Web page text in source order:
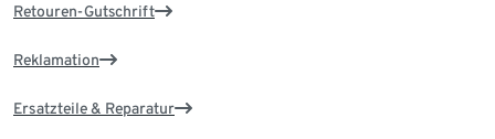
Retouren-Gutschrift
Reklamation
Ersatzteile & Reparatur